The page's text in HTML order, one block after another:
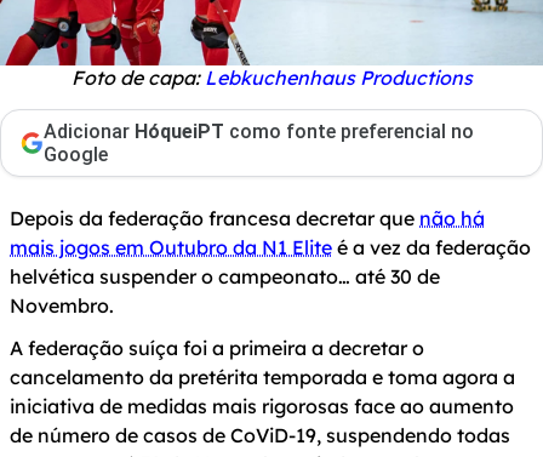
Foto de capa: Lebkuchenhaus Productions
Adicionar HóqueiPT como fonte preferencial no
Google
Depois da federação francesa decretar que não há
mais jogos em Outubro da N1 Elite é a vez da federação
helvética suspender o campeonato… até 30 de
Novembro.
A federação suíça foi a primeira a decretar o
cancelamento da pretérita temporada e toma agora a
iniciativa de medidas mais rigorosas face ao aumento
de número de casos de CoViD-19, suspendendo todas